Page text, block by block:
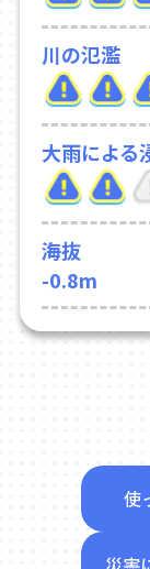
川の氾濫
大雨による
海抜
-0.8m
使